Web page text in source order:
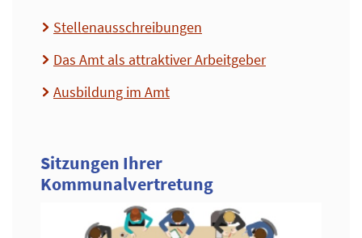
Stellenausschreibungen
Das Amt als attraktiver Arbeitgeber
Ausbildung im Amt
Sitzungen Ihrer
Kommunalvertretung